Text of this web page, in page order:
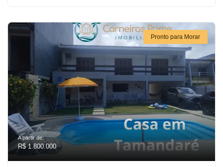
Pronto para Morar
A partir de:
R$ 1.800.000